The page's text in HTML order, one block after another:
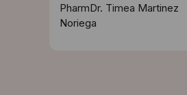
PharmDr. Timea Martinez
Noriega